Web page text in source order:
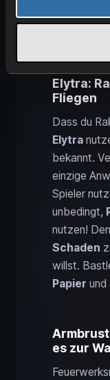
Elytra:
Fliegen
Dass du
Elytra
bekannt.
einzige
Spieler
unbedingt,
nutzen!
Schaden
willst.
Papier und
es zur